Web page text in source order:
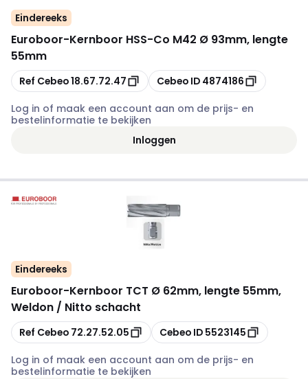
Eindereeks
Euroboor-Kernboor HSS-Co M42 Ø 93mm, lengte
55mm
Kopiëren
Ref Cebeo18.67.72.47 Kopiëren
Cebeo ID 4874186
Log in of maak een account aan om de prijs- en
bestelinformatie te bekijken
Inloggen
Eindereeks
Euroboor-Kernboor TCT Ø 62mm, lengte 55mm,
Weldon / Nitto schacht
Kopiëren
Ref Cebeo 72.27.52.05 Kopiëren
Cebeo ID 5523145
Log in of maak een account aan om de prijs- en
bestelinformatie te bekijken